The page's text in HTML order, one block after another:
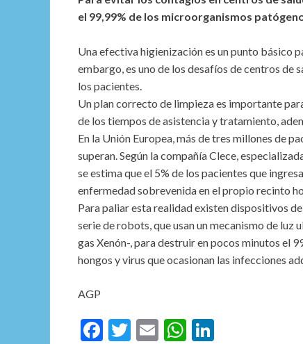
el 99,99% de los microorganismos
Una efectiva higienización es un punto básico
embargo, es uno de los desafíos de centros de
los pacientes.
Un plan correcto de limpieza es importante
de los tiempos de asistencia y tratamiento,
En la Unión Europea, más de tres millones de
superan. Según la compañía Clece,
se estima que el 5% de los pacientes que
enfermedad sobrevenida en el propio recinto
Para paliar esta realidad existen dispositivos
serie de robots, que usan un mecanismo de
gas Xenón-, para destruir en pocos minutos el
hongos y virus que ocasionan las infecciones
AGP​
F
T
E
W